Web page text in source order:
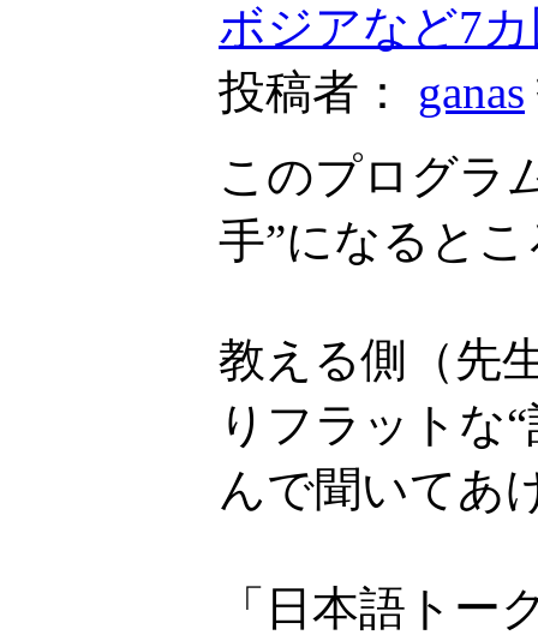
ボジアなど7
投稿者： ganas
このプログラ
手”になると
教える側（先
りフラットな
んで聞いてあ
「日本語ト